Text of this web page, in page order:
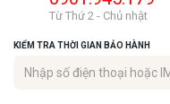
Từ Thứ 2 - Chủ nhật
KIỂM TRA THỜI GIAN BẢO HÀNH